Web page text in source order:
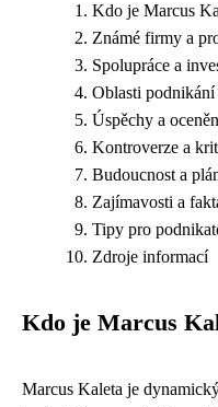
Kdo je Marcus
Známé firmy a
Spolupráce a
Oblasti podnikání
Úspěchy a
Kontroverze a
Budoucnost a
Zajímavosti a
Tipy pro
Zdroje informací
Kdo je Marcus
Marcus Kaleta je